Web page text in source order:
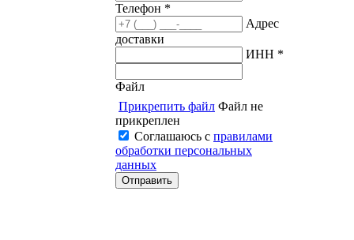
Телефон *
Адрес
доставки
ИНН *
Файл
Прикрепить файл Файл не
прикреплен
Соглашаюсь с правилами
обработки персональных
данных